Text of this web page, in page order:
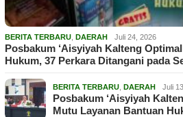
BERITA TERBARU DAERAH Juli 24, 2026
Posbakum ‘Aisyiyah Kalteng
Hukum, 37 Perkara Ditangani pada
BERITA TERBARU DAERAH Juli
Posbakum ‘Aisyiyah
Mutu Layanan Bantuan